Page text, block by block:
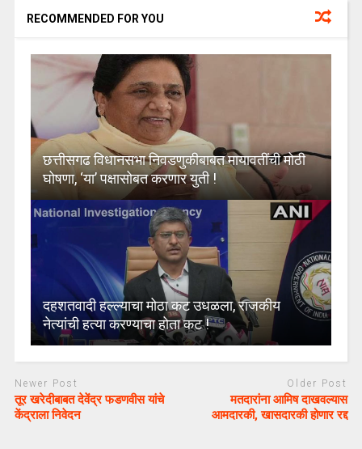
RECOMMENDED FOR YOU
छत्तीसगढ विधानसभा निवडणुकीबाबत मायावतींची मोठी
घोषणा, ‘या’ पक्षासोबत करणार युती !
दहशतवादी हल्ल्याचा मोठा कट उधळला, राजकीय
नेत्यांची हत्या करण्याचा होता कट !
Newer Post
तूर खरेदीबाबत देवेंद्र फडणवीस यांचे
केंद्राला निवेदन
Older Post
मतदारांना आमिष दाखवल्यास
आमदारकी, खासदारकी होणार रद्द